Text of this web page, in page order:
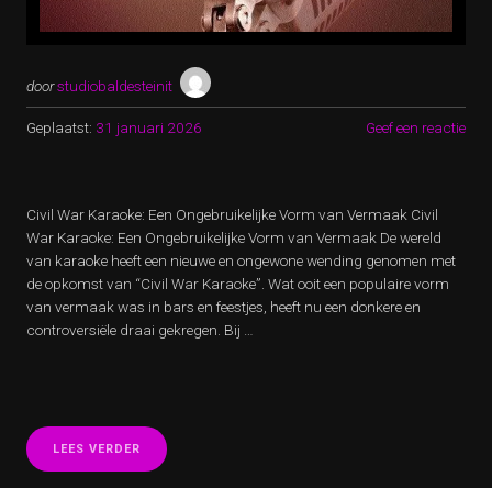
doorstudiobaldesteinit
Geplaatst: 31 januari 2026 Geef een reactie
Civil War Karaoke: Een Ongebruikelijke Vorm van Vermaak Civil
War Karaoke: Een Ongebruikelijke Vorm van Vermaak De wereld
van karaoke heeft een nieuwe en ongewone wending genomen met
de opkomst van “Civil War Karaoke”. Wat ooit een populaire vorm
van vermaak was in bars en feestjes, heeft nu een donkere en
controversiële draai gekregen. Bij …
LEES VERDER “ONTDEK
DE